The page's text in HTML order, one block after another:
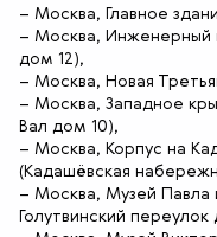
– Москва, Главное
– Москва, Инженерный
дом 12),
– Москва, Новая
– Москва, Западное
Вал дом 10),
– Москва, Корпус на
(Кадашёвская
– Москва, Музей Павла
Голутвинский переулок